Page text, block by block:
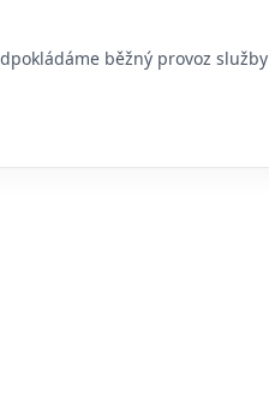
běžný provoz služby